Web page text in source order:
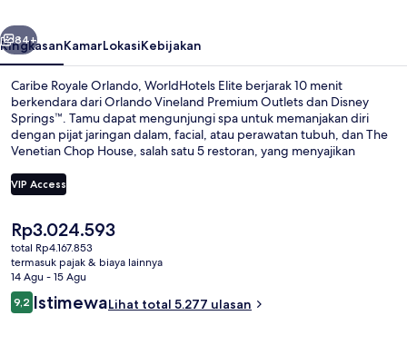
Berikutnya
84+
RingkasanKamarLokasiKebijakan
Caribe Royale Orlando, WorldHotels Elite berjarak 10 menit
berkendara dari Orlando Vineland Premium Outlets dan Disney
Springs™. Tamu dapat mengunjungi spa untuk memanjakan diri
dengan pijat jaringan dalam, facial, atau perawatan tubuh, dan The
Venetian Chop House, salah satu 5 restoran, yang menyajikan
renang outdoor dan bar tepi kolam renang di hotel mewah ini, serta
fasilitas di dalam kamar seperti tempat tidur sofa dan microwave.
VIP Access
Harga
saat
ini
Rp3.024.593
Rp3.024.593
total Rp4.167.853
termasuk pajak & biaya lainnya
14 Agu - 15 Agu
Ulasan
9,29,2 dari 10
IstimewaLihat total 5.277 ulasan